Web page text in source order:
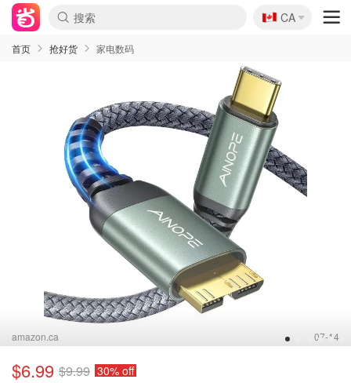
🇨🇦
CA
首页 抢好货 家电数码
1 2 3 4 5 6
amazon.ca 07-14
$6.99 $9.99 30% off